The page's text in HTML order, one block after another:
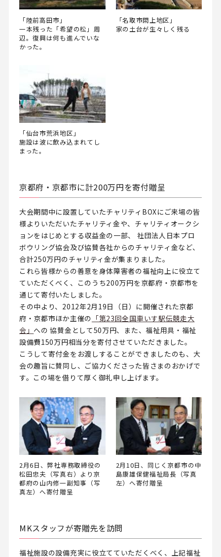
「陸前高田市」
一本残った「希望の松」周
辺。復興は何も進んでいな
かった。
「名取市閖上地区」
家の土台が生々しく残る
「仙台市荒浜地区」
施設は波に飲み込まれてし
まった。
京都府・京都市に計200万円を寄付贈呈
大会期間中に設置していたチャリティBOXにご来場の皆
様よりいただいたチャリティ金や、チャリティオークシ
ョンをはじめとする収益金の一部、 社団法人日本プロ
ボウリング協会及び協賛各社からのチャリティ金など、
合計250万円のチャリティ金が集まりました。
これら皆様からの善意を身体障害者の福祉向上に役立て
ていただくべく、このうち200万円を京都府・京都市を
通じて寄付いたしました。
その中より、2012年2月19日（日）に開催された京都
府・京都市ほか主催の 「第23回全国車いす駅伝競走大
会」 への 協賛金として50万円、また、福祉用具・福祉
設備費150万円相当分を寄付させていただきました。
こうして寄付金をお渡しすることができましたのも、大
会の趣旨に賛同し、ご協力くださった皆さまのおかげで
す。この場を借りて厚く御礼申し上げます。
2月6日、弊社専務取締役の
松田忠夫（写真右）より京
都府の山内修一副知事（写
真左）へ寄付贈呈
2月10日、同じく京都市の中
島康雄保健福祉局長（写真
左）へ寄付贈呈
MKスタッフが寄贈先を訪問
福祉施設の設備充実に役立てていただくべく、上記福祉